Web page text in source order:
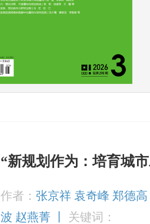
“新规划作为：培育城
作者：张京祥 袁奇峰 郑德
波 赵燕菁 丨 关键词：